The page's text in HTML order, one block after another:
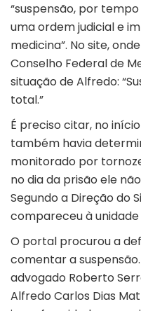
“suspensão, por
uma ordem judicial e
medicina”. No site,
Conselho Federal de
situação de Alfredo:
total.”
É preciso citar, no
também havia
monitorado por
no dia da prisão ele
Segundo a Direção do
compareceu à
O portal procurou a
comentar a
advogado Roberto
Alfredo Carlos Dias